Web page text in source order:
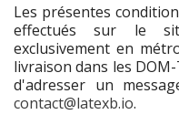
Les présentes
effectués sur le
exclusivement en
livraison dans les
d'adresser un
contact@latexb.io.